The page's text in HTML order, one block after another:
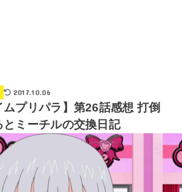
2017.10.06
ムプリパラ】第26話感想 打倒
とミーチルの交換日記